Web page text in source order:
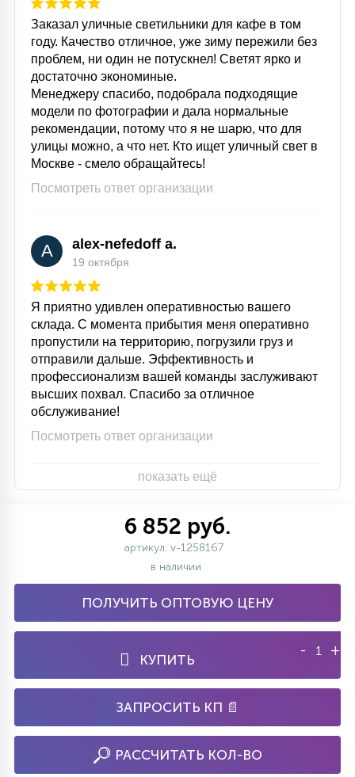
Заказал уличные светильники для кафе в том
году. Качество отличное, уже зиму пережили без
проблем, ни один не потускнел! Светят ярко и
достаточно экономиные.
Менеджеру спасибо, подобрала подходящие
модели по фотографии и дала нормальные
рекомендации, потому что я не шарю, что для
улицы можно, а что нет. Кто ищет уличный свет в
Москве - смело обращайтесь!
Посмотреть ответ организации
A alex-nefedoff a.
19 октября
Я приятно удивлен оперативностью вашего
склада. С момента прибытия меня оперативно
пропустили на территорию, погрузили груз и
отправили дальше. Эффективность и
профессионализм вашей команды заслуживают
высших похвал. Спасибо за отличное
обслуживание!
Посмотреть ответ организации
показать ещё
6 852 руб.
артикул: v-1258167
в наличии
ПОЛУЧИТЬ ОПТОВУЮ ЦЕНУ
КУПИТЬ
- +
ЗАПРОСИТЬ КП 📄
РАССЧИТАТЬ КОЛ-ВО